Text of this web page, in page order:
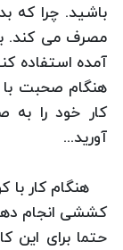
باشید. چرا که
مصرف می کند.
آمده استفاده
هنگام صحبت با
کار خود را به
آورید...
هنگام کار با
کششی انجام
حتما برای این